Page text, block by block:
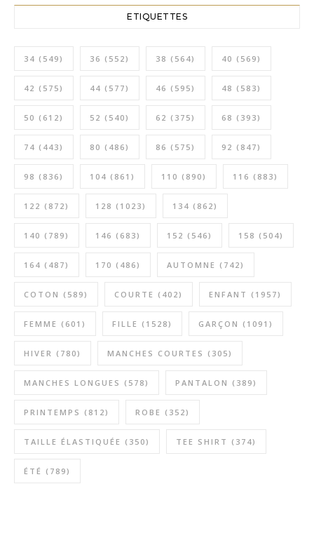
ETIQUETTES
34 (549) 36 (552) 38 (564) 40 (569)
42 (575) 44 (577) 46 (595) 48 (583)
50 (612) 52 (540) 62 (375) 68 (393)
74 (443) 80 (486) 86 (575) 92 (847)
98 (836) 104 (861) 110 (890) 116 (883)
122 (872) 128 (1023) 134 (862)
140 (789) 146 (683) 152 (546) 158 (504)
164 (487) 170 (486) AUTOMNE (742)
COTON (589) COURTE (402) ENFANT (1957)
FEMME (601) FILLE (1528) GARÇON (1091)
HIVER (780) MANCHES COURTES (305)
MANCHES LONGUES (578) PANTALON (389)
PRINTEMPS (812) ROBE (352)
TAILLE ÉLASTIQUÉE (350) TEE SHIRT (374)
ÉTÉ (789)